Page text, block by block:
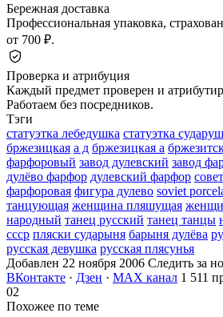
Бережная доставка
Профессиональная упаковка,
от 700 ₽.
Проверка и атрибуция
Каждый предмет проверен и
Работаем без посредников.
Тэги
статуэтка лебедушка статуэтка
бржезицкая а д бржезицкая а
фарфоровый завод дулевский завод
дулёво фарфор дулевский фарфор
фарфоровая фигура дулево soviet
танцующая женщина пляшущая
народный танец русский танец танцы
ссср пляски сударыня барыня дулёва
русская девушка русская плясунья
Добавлен 22 ноября 2006 Следить за
ВКонтакте · Дзен · MAX канал 1 511
02
Похожее по теме